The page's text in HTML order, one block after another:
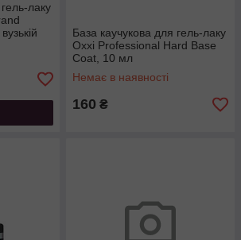
лаку
База каучукова для гель-лаку
Oxxi Professional Hard Base
Coat, 10 мл
Немає в наявності
160 ₴